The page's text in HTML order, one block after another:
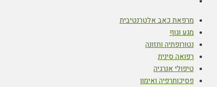
מרפאת כאב אלטרנטיבית
מגע וגוף
נטורופתיה ותזונה
רפואה סינית
טיפולי אנרגיה
פסיכותרפיה ואימון